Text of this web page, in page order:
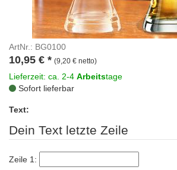
ArtNr.: BG0100
10,95 € * (9,20 € netto)
Lieferzeit: ca. 2-4 Arbeitstage
Sofort lieferbar
Text:
Dein Text letzte Zeile
Zeile 1: